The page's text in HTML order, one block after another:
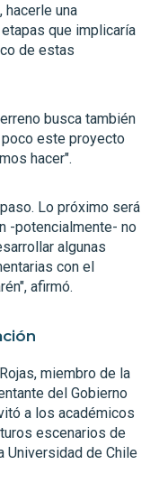
hacerle una
que implicaría
de estas
busca también
este proyecto
hacer".
Lo próximo será
-potencialmente- no
algunas
con el
afirmó.
miembro de la
del Gobierno
a los académicos
escenarios de
Universidad de Chile